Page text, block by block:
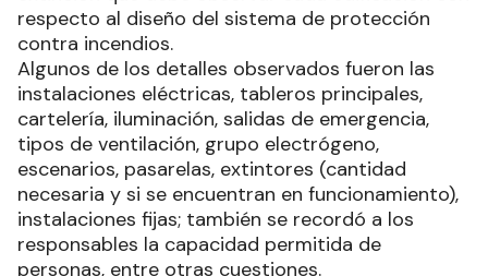
respecto al diseño del sistema de protección
contra incendios.
Algunos de los detalles observados fueron las
instalaciones eléctricas, tableros principales,
cartelería, iluminación, salidas de emergencia,
tipos de ventilación, grupo electrógeno,
escenarios, pasarelas, extintores (cantidad
necesaria y si se encuentran en funcionamiento),
instalaciones fijas; también se recordó a los
responsables la capacidad permitida de
personas, entre otras cuestiones.